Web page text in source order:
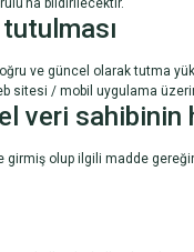
bildirilecektir.
ve güncel olarak
sitesi / mobil uygulama
veri sahibinin
olup ilgili madde